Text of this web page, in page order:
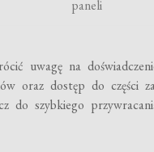
paneli
uwagę na
oraz dostęp do części
szybkiego